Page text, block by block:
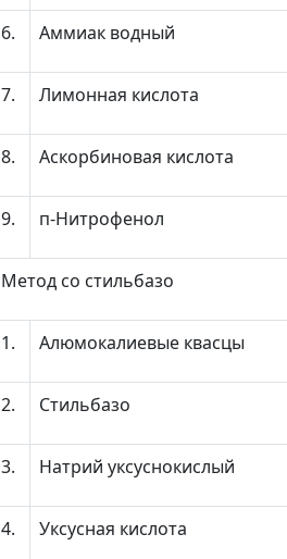
6. Аммиак водный
7. Лимонная кислота
8. Аскорбиновая кислота
9. п-Нитрофенол
Метод со стильбазо
1. Алюмокалиевые квасцы
2. Стильбазо
3. Натрий уксуснокислый
4. Уксусная кислота